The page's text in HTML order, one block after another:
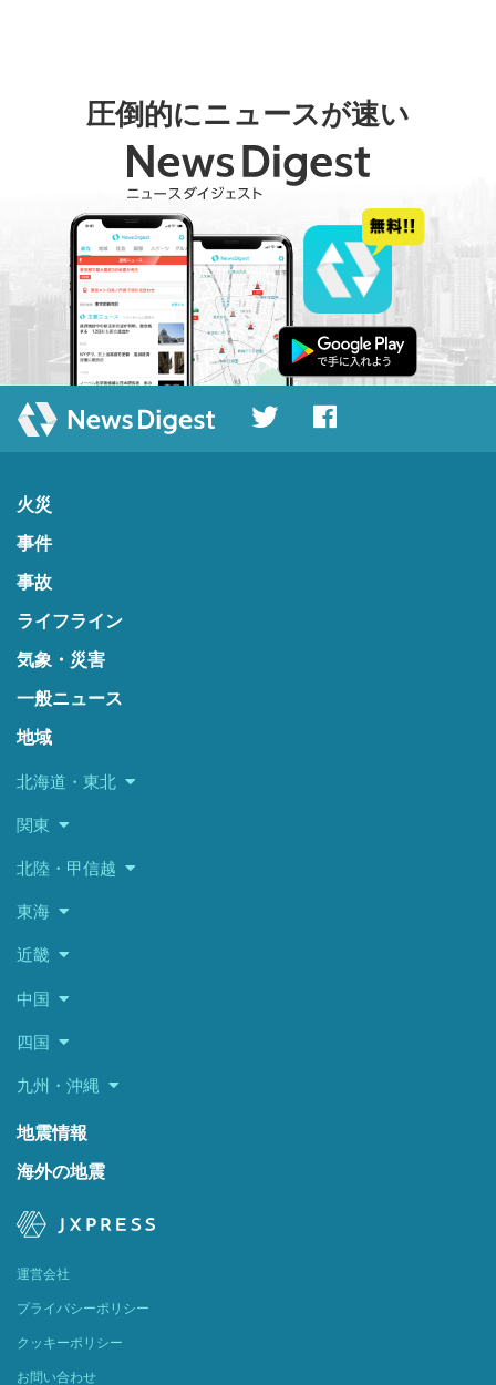
圧倒的にニュースが速い
火災
事件
事故
ライフライン
気象・災害
一般ニュース
地域
北海道・東北
関東
北陸・甲信越
東海
近畿
中国
四国
九州・沖縄
地震情報
海外の地震
運営会社
プライバシーポリシー
クッキーポリシー
お問い合わせ